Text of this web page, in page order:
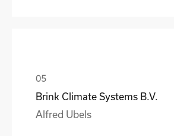
Brink Climate Systems B.V.
Alfred Ubels